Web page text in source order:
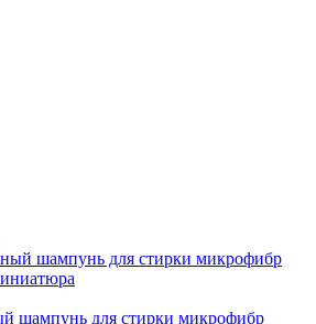
шампунь для стирки микрофибр